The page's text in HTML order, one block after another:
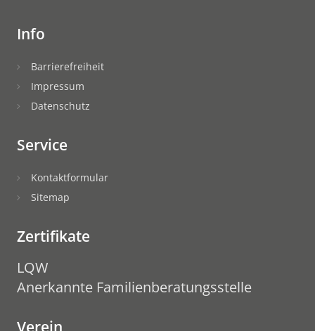
Info
Barrierefreiheit
Impressum
Datenschutz
Service
Kontaktformular
Sitemap
Zertifikate
LQW
Anerkannte Familienberatungsstelle
Verein